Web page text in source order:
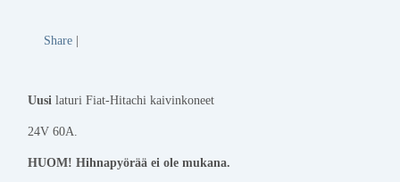
Share
Uusi laturi Fiat-Hitachi kaivinkoneet
24V 60A.
HUOM! Hihnapyörää ei ole mukana.